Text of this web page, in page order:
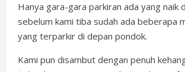
Hanya gara-gara parkiran ada yang naik
sebelum kami tiba sudah ada beberapa
yang terparkir di depan pondok.
Kami pun disambut dengan penuh